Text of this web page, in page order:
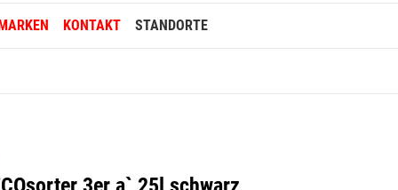
KONTAKT STANDORTE